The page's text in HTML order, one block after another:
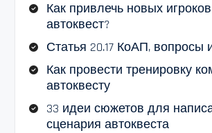
Как привлечь новых
автоквест?
Статья 20.17 КоАП, вопросы
Как провести тренировку
автоквесту
33 идеи сюжетов для
сценария автоквеста